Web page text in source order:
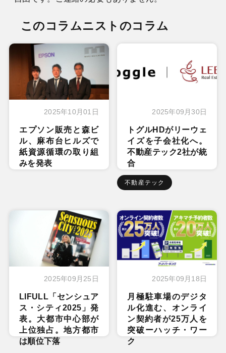
このコラムニストのコラム
2025年10月01日
エプソン販売と森ビ
ル、麻布台ヒルズで
紙資源循環の取り組
みを発表
2025年09月30日
トグルHDがリーウェ
イズを子会社化へ。
不動産テック2社が統
合
不動産テック
2025年09月25日
LIFULL「センシュア
ス・シティ2025」発
表。大都市中心部が
上位独占。地方都市
は順位下落
2025年09月18日
月極駐車場のデジタ
ル化進む、オンライ
ン契約者が25万人を
突破ーハッチ・ワー
ク